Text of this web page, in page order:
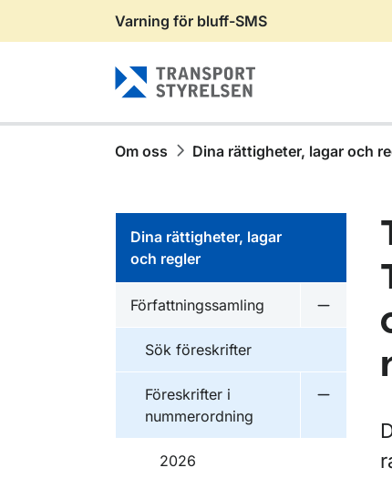
Gå till sidans innehåll
Varning för bluff-SMS
Om oss Dina rättigheter, lagar och
Dina rättigheter, lagar
och regler
Författningssamling
Sök föreskrifter
Föreskrifter i
nummerordning
2026